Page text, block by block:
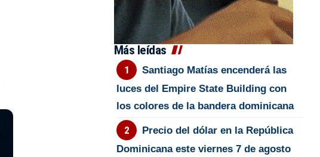
Más leídas
Santiago Matías encenderá las
luces del Empire State Building con
los colores de la bandera dominicana
Precio del dólar en la República
Dominicana este viernes 7 de agosto